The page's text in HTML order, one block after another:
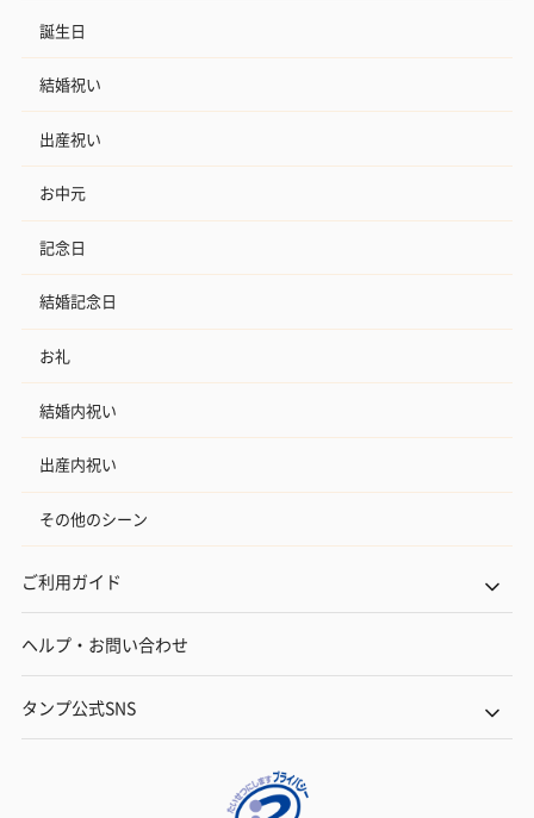
誕生日
結婚祝い
出産祝い
お中元
記念日
結婚記念日
お礼
結婚内祝い
出産内祝い
その他のシーン
ご利用ガイド
ヘルプ・お問い合わせ
タンプ公式SNS